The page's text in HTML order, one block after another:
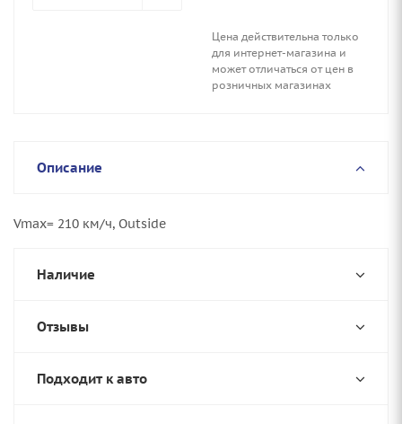
Цена действительна только
для интернет-магазина и
может отличаться от цен в
розничных магазинах
Описание
Vmax= 210 км/ч, Outside
Наличие
Отзывы
Подходит к авто